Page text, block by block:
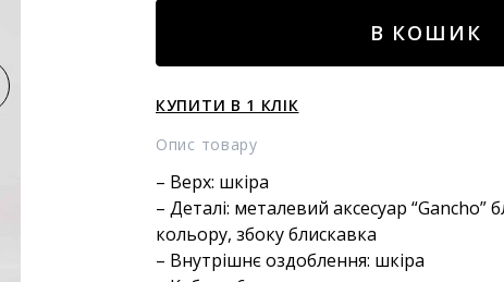
кількість
В КОШИК
КУПИТИ В 1 КЛІК
Опис товару
– Верх: шкіра
– Деталі: металевий аксесуар “Gancho”
кольору, збоку блискавка
– Внутрішнє оздоблення: шкіра